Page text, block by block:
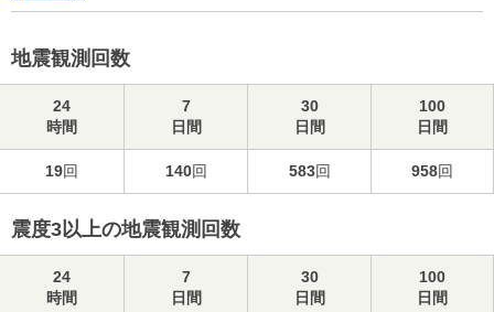
地震観測回数
24
時間
7
日間
30
日間
100
日間
19回 140回 583回 958回
震度3以上の地震観測回数
24
時間
7
日間
30
日間
100
日間